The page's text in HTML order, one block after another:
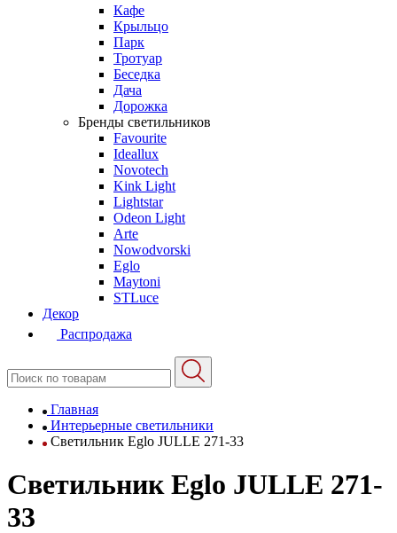
Кафе
Крыльцо
Парк
Тротуар
Беседка
Дача
Дорожка
Бренды светильников
Favourite
Ideallux
Novotech
Kink Light
Lightstar
Odeon Light
Arte
Nowodvorski
Eglo
Maytoni
STLuce
Декор
Распродажа
Главная
Интерьерные светильники
Светильник Eglo JULLE 271-33
Светильник Eglo JULLE 271-
33